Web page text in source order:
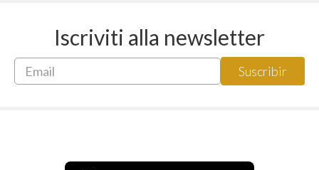
Iscriviti alla newsletter